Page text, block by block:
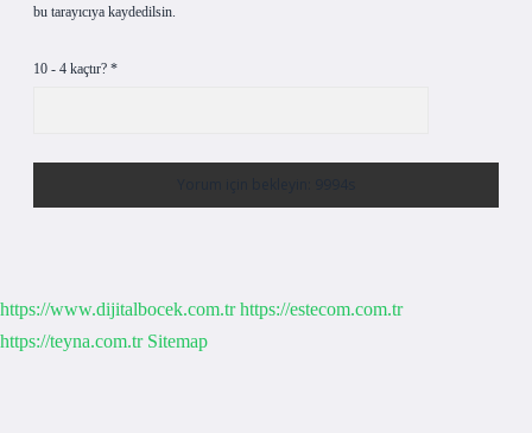
bu tarayıcıya kaydedilsin.
10 - 4 kaçtır? *
https://www.dijitalbocek.com.tr https://estecom.com.tr
https://teyna.com.tr Sitemap